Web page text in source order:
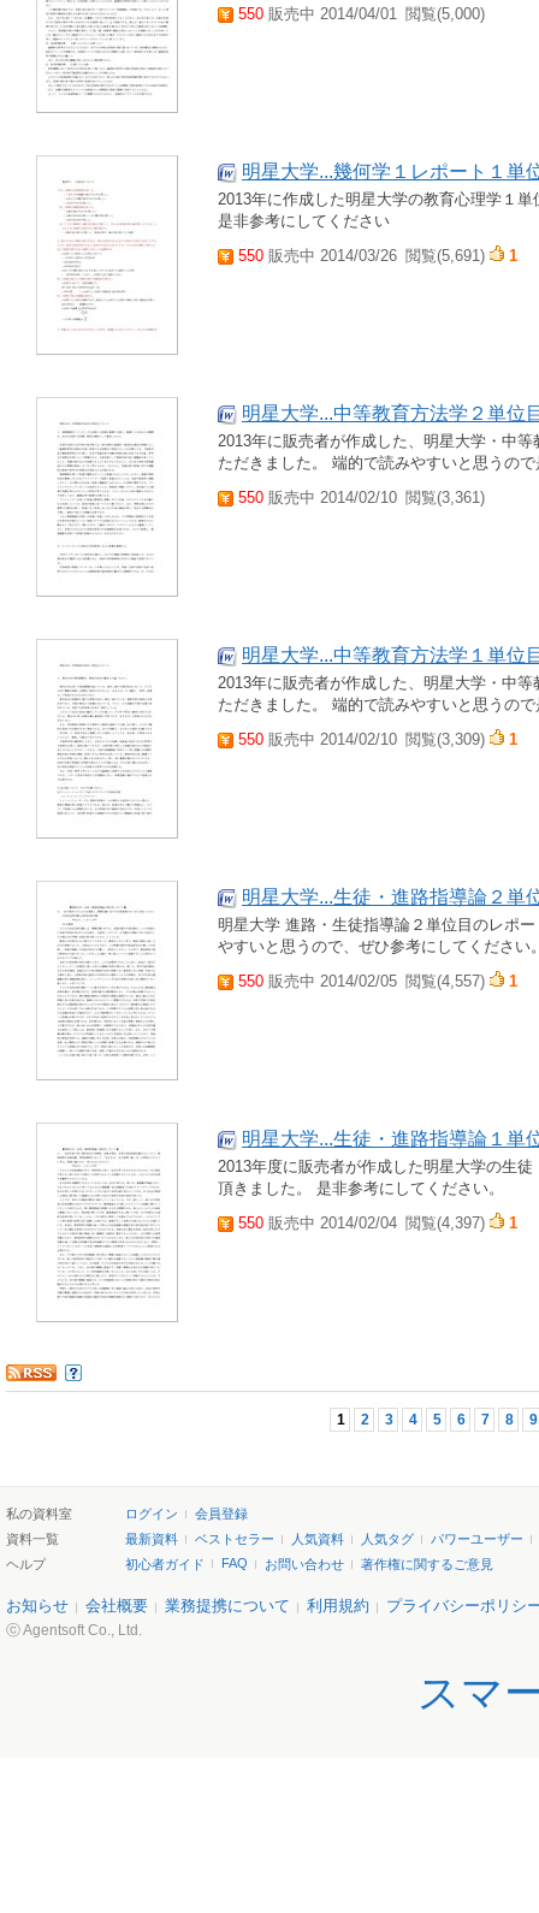
550 販売中 2014/04/01 閲覧(5,000)
明星大学...幾何学１レポート１単
2013年に作成した明星大学の教育心理学１
是非参考にしてください
550 販売中 2014/03/26 閲覧(5,691) 1
明星大学...中等教育方法学２単位
2013年に販売者が作成した、明星大学・中
ただきました。 端的で読みやすいと思うの
550 販売中 2014/02/10 閲覧(3,361)
明星大学...中等教育方法学１単位
2013年に販売者が作成した、明星大学・中
ただきました。 端的で読みやすいと思うの
550 販売中 2014/02/10 閲覧(3,309) 1
明星大学...生徒・進路指導論２単
明星大学 進路・生徒指導論２単位目のレポ
やすいと思うので、ぜひ参考にしてください
550 販売中 2014/02/05 閲覧(4,557) 1
明星大学...生徒・進路指導論１単
2013年度に販売者が作成した明星大学の生
頂きました。 是非参考にしてください。
550 販売中 2014/02/04 閲覧(4,397) 1
1 2 3 4 5 6 7 8 9
私の資料室 ログイン
会員登録
資料一覧
最新資料 ベストセラー 人気資料 人気タグ
パワーユーザー
ヘルプ
初心者ガイド FAQ お問い合わせ 著作権に関するご意見
お知らせ 会社概要 業務提携について 利用規約 プライバシーポリシ
ⓒ Agentsoft Co., Ltd.
スマ